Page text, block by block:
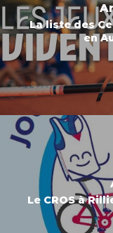
La liste des
en
Le CROS à